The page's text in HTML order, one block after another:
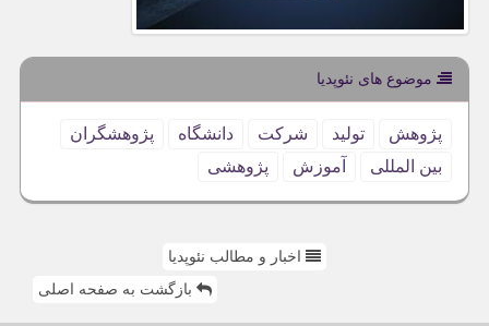
موضوع های نئوپدیا
پژوهش تولید شركت دانشگاه
پژوهشگران
بین المللی
آموزش پژوهشی
اخبار و مطالب نئوپدیا
بازگشت به صفحه اصلی